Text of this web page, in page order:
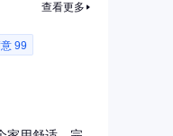
查看更多
99